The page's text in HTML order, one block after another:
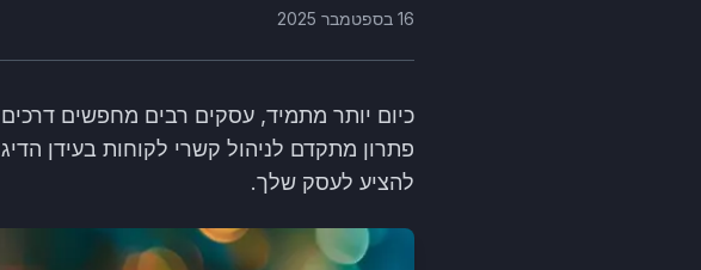
16 בספטמבר 2025
פתרון מתקדם לניהול קשרי לקוחות בעידן
להציע לעסק שלך.